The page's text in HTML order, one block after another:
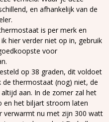
en afhankelijk van de
is per merk en
hier verder niet op in, gebruik
voor
op 38 graden, dit voldoet
de thermostaat (nog) niet, de
aan. In de zomer zal het
en het biljart stroom laten
verwarmt nu met zijn 300 watt